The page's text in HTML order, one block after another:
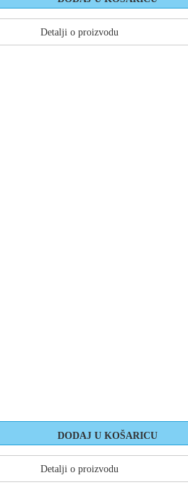
Detalji o proizvodu
Detalji o proizvodu